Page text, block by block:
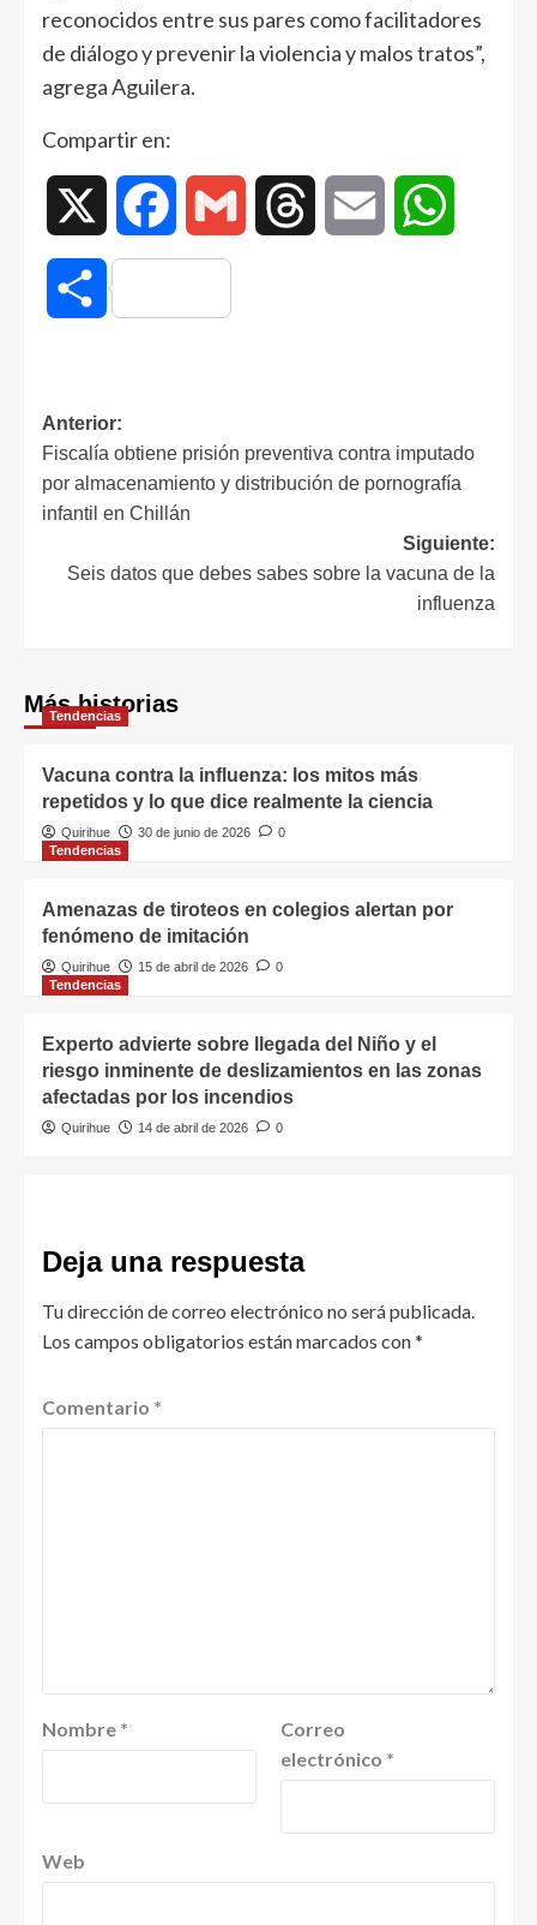
reconocidos entre sus pares como facilitadores
de diálogo y prevenir la violencia y malos tratos”,
agrega Aguilera.
Compartir en:
Facebook Gmail Threads Email
Compartir
Anterior:
Fiscalía obtiene prisión preventiva contra imputado
por almacenamiento y distribución de pornografía
infantil en Chillán
Siguiente:
Seis datos que debes sabes sobre la vacuna de la
influenza
Más historias
Tendencias
Vacuna contra la influenza: los mitos más
repetidos y lo que dice realmente la ciencia
Quirihue 30 de junio de 2026
0
Tendencias
Amenazas de tiroteos en colegios alertan por
fenómeno de imitación
Quirihue 15 de abril de 2026
0
Tendencias
Experto advierte sobre llegada del Niño y el
riesgo inminente de deslizamientos en las zonas
afectadas por los incendios
Quirihue 14 de abril de 2026 0
Deja una respuesta
Tu dirección de correo electrónico no será publicada.
Los campos obligatorios están marcados con*
Comentario *
Nombre *
Correo
electrónico *
Web